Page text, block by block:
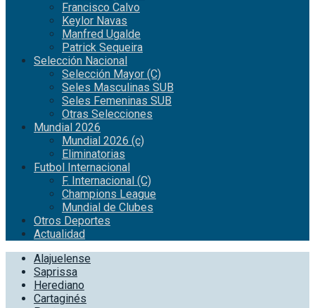
Francisco Calvo
Keylor Navas
Manfred Ugalde
Patrick Sequeira
Selección Nacional
Selección Mayor (C)
Seles Masculinas SUB
Seles Femeninas SUB
Otras Selecciones
Mundial 2026
Mundial 2026 (c)
Eliminatorias
Futbol Internacional
F. Internacional (C)
Champions League
Mundial de Clubes
Otros Deportes
Actualidad
Alajuelense
Saprissa
Herediano
Cartaginés